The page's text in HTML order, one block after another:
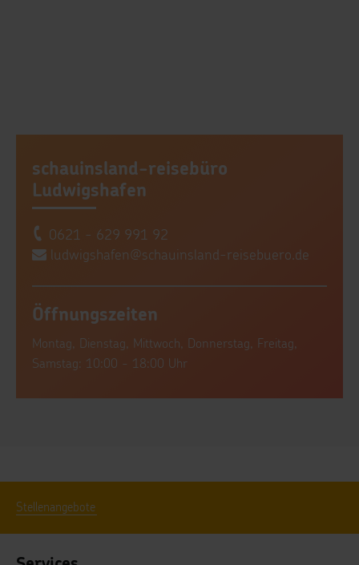
schauinsland-reisebüro
Ludwigshafen
0621 - 629 991 92
ludwigshafen@schauinsland-reisebuero.de
Öffnungszeiten
Montag, Dienstag, Mittwoch, Donnerstag, Freitag,
Samstag: 10:00 - 18:00 Uhr
Stellenangebote